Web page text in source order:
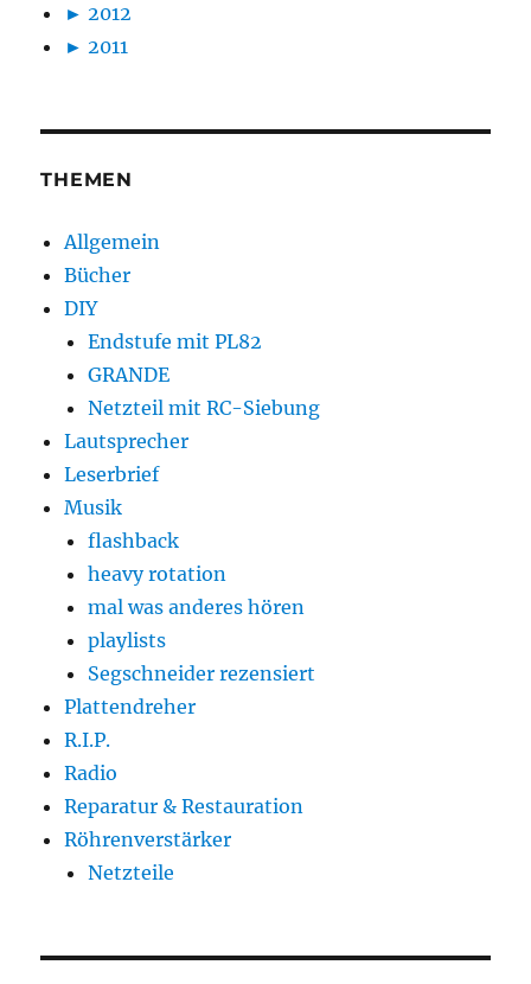
►2012
►2011
THEMEN
Allgemein
Bücher
DIY
Endstufe mit PL82
GRANDE
Netzteil mit RC-Siebung
Lautsprecher
Leserbrief
Musik
flashback
heavy rotation
mal was anderes hören
playlists
Segschneider rezensiert
Plattendreher
R.I.P.
Radio
Reparatur & Restauration
Röhrenverstärker
Netzteile